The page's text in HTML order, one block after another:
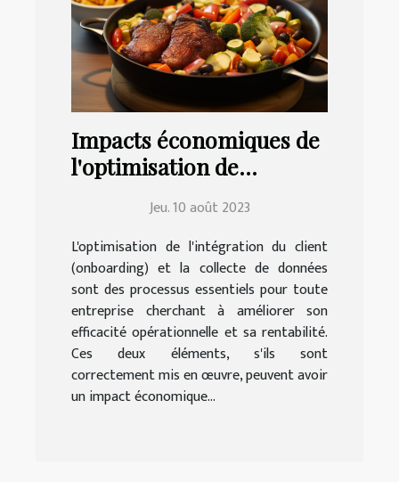
Impacts économiques de
l'optimisation de
la collecte de données
Jeu. 10 août 2023
L'optimisation de l'intégration du client
(onboarding) et la collecte de données
sont des processus essentiels pour toute
entreprise cherchant à améliorer son
efficacité opérationnelle et sa rentabilité.
Ces deux éléments, s'ils sont
correctement mis en œuvre, peuvent avoir
un impact économique...